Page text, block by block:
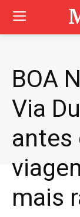
BOA
Via
antes
mais